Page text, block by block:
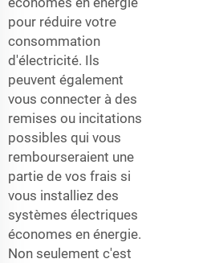
pour réduire votre
consommation
d'électricité. Ils
peuvent également
vous connecter à des
remises ou incitations
possibles qui vous
rembourseraient une
partie de vos frais si
vous installiez des
systèmes électriques
économes en énergie.
Non seulement c'est